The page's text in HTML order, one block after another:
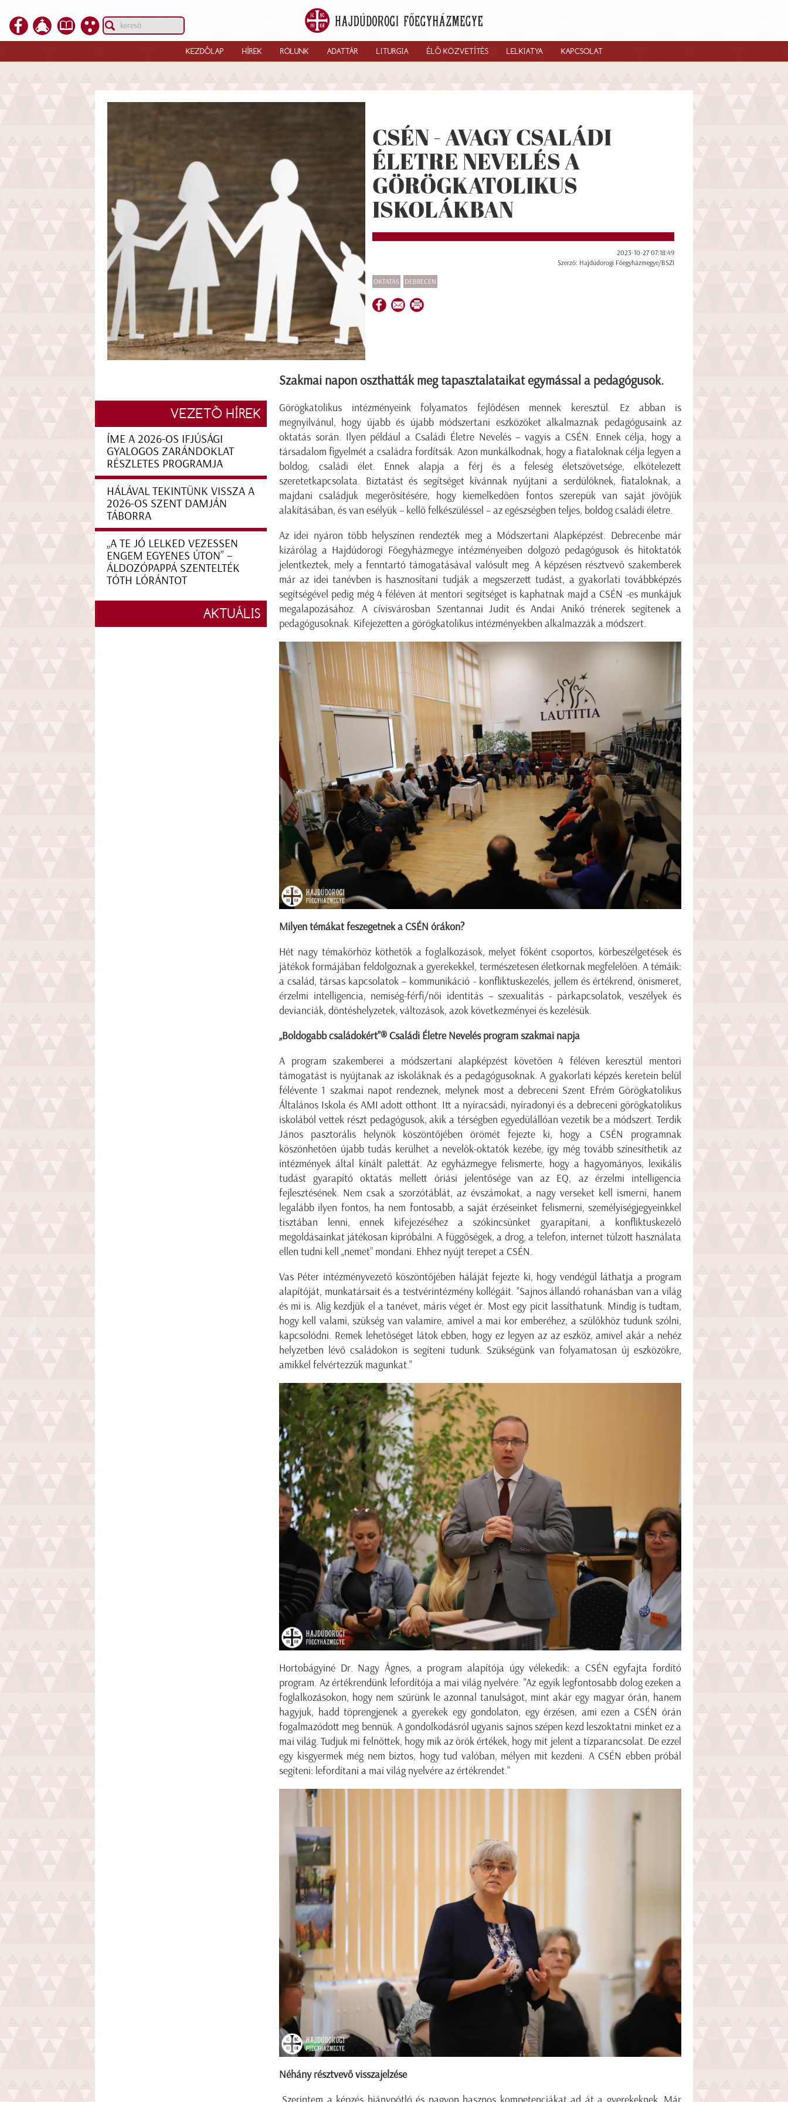
KEZDŐLAP HÍREK RÓLUNK ADATTÁR LITURGIA ÉLŐ KÖZVETÍTÉS LELKIATYA KAPCSOLAT
CSÉN - AVAGY CSALÁDI
ÉLETRE NEVELÉS A
GÖRÖGKATOLIKUS
ISKOLÁKBAN
2023-10-27 07:18:49
Szerző: Hajdúdorogi Főegyházmegye/BSZI
OKTATÁS DEBRECEN
Szakmai napon oszthatták meg tapasztalataikat egymással a pedagógusok.
Görögkatolikus intézményeink folyamatos fejlődésen mennek keresztül. Ez abban is
megnyilvánul, hogy újabb és újabb módszertani eszközöket alkalmaznak pedagógusaink az
oktatás során. Ilyen például a Családi Életre Nevelés – vagyis a CSÉN. Ennek célja, hogy a
társadalom figyelmét a családra fordítsák. Azon munkálkodnak, hogy a fiataloknak célja legyen a
boldog, családi élet. Ennek alapja a férj és a feleség életszövetsége, elkötelezett
szeretetkapcsolata. Biztatást és segítséget kívánnak nyújtani a serdülőknek, fiataloknak, a
majdani családjuk megerősítésére, hogy kiemelkedően fontos szerepük van saját jövőjük
alakításában, és van esélyük – kellő felkészüléssel – az egészségben teljes, boldog családi életre.
Az idei nyáron több helyszínen rendezték meg a Módszertani Alapképzést. Debrecenbe már
kizárólag a Hajdúdorogi Főegyházmegye intézményeiben dolgozó pedagógusok és hitoktatók
jelentkeztek, mely a fenntartó támogatásával valósult meg. A képzésen résztvevő szakemberek
már az idei tanévben is hasznosítani tudják a megszerzett tudást, a gyakorlati továbbképzés
segítségével pedig még 4 féléven át mentori segítséget is kaphatnak majd a CSÉN -es munkájuk
megalapozásához. A cívisvárosban Szentannai Judit és Andai Anikó trénerek segítenek a
pedagógusoknak. Kifejezetten a görögkatolikus intézményekben alkalmazzák a módszert.
Milyen témákat feszegetnek a CSÉN órákon?
Hét nagy témakörhöz köthetők a foglalkozások, melyet főként csoportos, körbeszélgetések és
játékok formájában feldolgoznak a gyerekekkel, természetesen életkornak megfelelően. A témáik:
a család, társas kapcsolatok – kommunikáció - konfliktuskezelés, jellem és értékrend, önismeret,
érzelmi intelligencia, nemiség-férfi/női identitás – szexualitás - párkapcsolatok, veszélyek és
devianciák, döntéshelyzetek, változások, azok következményei és kezelésük.
„Boldogabb családokért”® Családi Életre Nevelés program szakmai napja
A program szakemberei a módszertani alapképzést követően 4 féléven keresztül mentori
támogatást is nyújtanak az iskoláknak és a pedagógusoknak. A gyakorlati képzés keretein belül
félévente 1 szakmai napot rendeznek, melynek most a debreceni Szent Efrém Görögkatolikus
Általános Iskola és AMI adott otthont. Itt a nyíracsádi, nyíradonyi és a debreceni görögkatolikus
iskolából vettek részt pedagógusok, akik a térségben egyedülállóan vezetik be a módszert. Terdik
János pasztorális helynök köszöntőjében örömét fejezte ki, hogy a CSÉN programnak
köszönhetően újabb tudás kerülhet a nevelők-oktatók kezébe, így még tovább színesíthetik az
intézmények által kínált palettát. Az egyházmegye felismerte, hogy a hagyományos, lexikális
tudást gyarapító oktatás mellett óriási jelentősége van az EQ, az érzelmi intelligencia
fejlesztésének. Nem csak a szorzótáblát, az évszámokat, a nagy verseket kell ismerni, hanem
legalább ilyen fontos, ha nem fontosabb, a saját érzéseinket felismerni, személyiségjegyeinkkel
tisztában lenni, ennek kifejezéséhez a szókincsünket gyarapítani, a konfliktuskezelő
megoldásainkat játékosan kipróbálni. A függőségek, a drog, a telefon, internet túlzott használata
ellen tudni kell „nemet” mondani. Ehhez nyújt terepet a CSÉN.
Vas Péter intézményvezető köszöntőjében háláját fejezte ki, hogy vendégül láthatja a program
alapítóját, munkatársait és a testvérintézmény kollégáit. "Sajnos állandó rohanásban van a világ
és mi is. Alig kezdjük el a tanévet, máris véget ér. Most egy picit lassíthatunk. Mindig is tudtam,
hogy kell valami, szükség van valamire, amivel a mai kor emberéhez, a szülőkhöz tudunk szólni,
kapcsolódni. Remek lehetőséget látok ebben, hogy ez legyen az az eszköz, amivel akár a nehéz
helyzetben lévő családokon is segíteni tudunk. Szükségünk van folyamatosan új eszközökre,
amikkel felvértezzük magunkat."
Hortobágyiné Dr. Nagy Ágnes, a program alapítója úgy vélekedik: a CSÉN egyfajta fordító
program. Az értékrendünk lefordítója a mai világ nyelvére. "Az egyik legfontosabb dolog ezeken a
foglalkozásokon, hogy nem szűrünk le azonnal tanulságot, mint akár egy magyar órán, hanem
hagyjuk, hadd töprengjenek a gyerekek egy gondolaton, egy érzésen, ami ezen a CSÉN órán
fogalmazódott meg bennük. A gondolkodásról ugyanis sajnos szépen kezd leszoktatni minket ez a
mai világ. Tudjuk mi felnőttek, hogy mik az örök értékek, hogy mit jelent a tízparancsolat. De ezzel
egy kisgyermek még nem biztos, hogy tud valóban, mélyen mit kezdeni. A CSÉN ebben próbál
segíteni: lefordítani a mai világ nyelvére az értékrendet."
Néhány résztvevő visszajelzése
„Szerintem a képzés hiánypótló és nagyon hasznos kompetenciákat ad át a gyerekeknek. Már
VEZETŐ HÍREK
ÍME A 2026-OS IFJÚSÁGI
GYALOGOS ZARÁNDOKLAT
RÉSZLETES PROGRAMJA
HÁLÁVAL TEKINTÜNK VISSZA A
2026-OS SZENT DAMJÁN
TÁBORRA
„A TE JÓ LELKED VEZESSEN
ENGEM EGYENES ÚTON” –
ÁLDOZÓPAPPÁ SZENTELTÉK
TÓTH LÓRÁNTOT
AKTUÁLIS